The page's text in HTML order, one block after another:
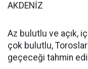
AKDENİZ
Az bulutlu ve açık,
çok bulutlu, Toroslar
geçeceği tahmin